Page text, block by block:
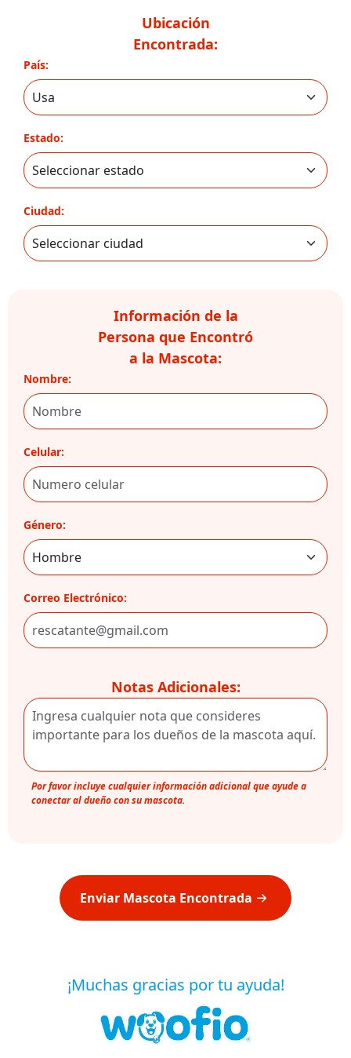
Ubicación
Encontrada:
País:
Estado:
Ciudad:
Información de la
Persona que Encontró
a la Mascota:
Nombre:
Celular:
Género:
Correo Electrónico:
Notas Adicionales:
Por favor incluye cualquier información adicional que ayude a
conectar al dueño con su mascota.
Enviar Mascota Encontrada
¡Muchas gracias por tu ayuda!